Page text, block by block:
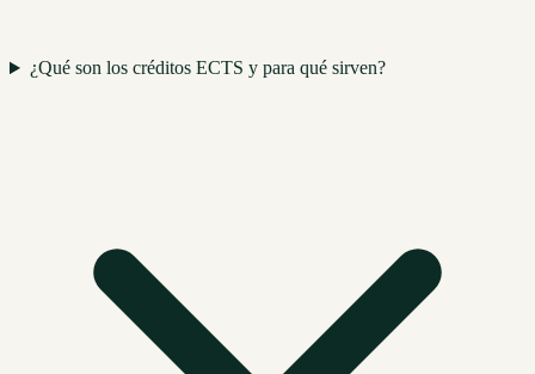
¿Qué son los créditos ECTS y para qué sirven?